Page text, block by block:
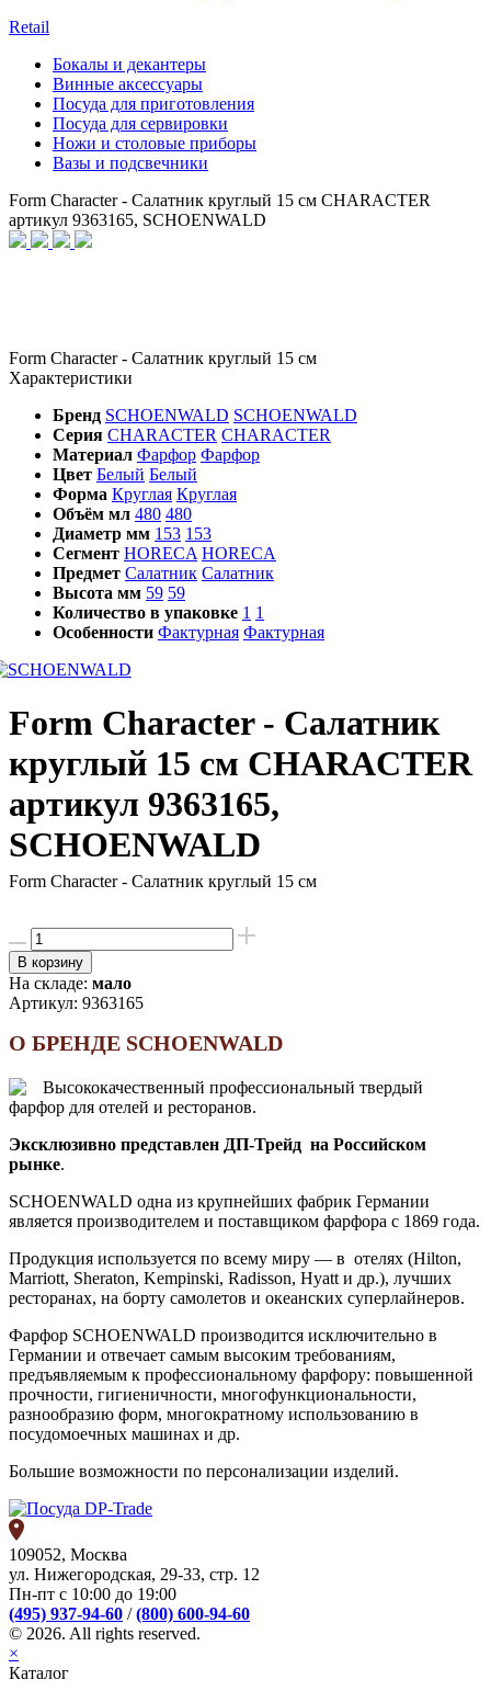
Retail
Бокалы и декантеры
Винные аксессуары
Посуда для приготовления
Посуда для сервировки
Ножи и столовые приборы
Вазы и подсвечники
Form Character - Салатник круглый 15 см CHARACTER
артикул 9363165, SCHOENWALD
Form Character - Салатник круглый 15 см
Характеристики
Бренд SCHOENWALD SCHOENWALD
Серия CHARACTER CHARACTER
Материал Фарфор Фарфор
Цвет Белый Белый
Форма Круглая Круглая
Объём мл 480 480
Диаметр мм 153 153
Сегмент HORECA HORECA
Предмет Салатник Салатник
Высота мм 59 59
Количество в упаковке 1 1
Особенности Фактурная Фактурная
Form Character - Салатник
круглый 15 см CHARACTER
артикул 9363165,
SCHOENWALD
Form Character - Салатник круглый 15 см
В корзину
На складе: мало
Артикул: 9363165
О БРЕНДЕ SCHOENWALD
Высококачественный профессиональный твердый
фарфор для отелей и ресторанов.
Эксклюзивно представлен ДП-Трейд на Российском
рынке.
SCHOENWALD одна из крупнейших фабрик Германии
является производителем и поставщиком фарфора с 1869 года.
Продукция используется по всему миру — в отелях (Hilton,
Marriott, Sheraton, Kempinski, Radisson, Hyatt и др.), лучших
ресторанах, на борту самолетов и океанских суперлайнеров.
Фарфор SCHOENWALD производится исключительно в
Германии и отвечает самым высоким требованиям,
предъявляемым к профессиональному фарфору: повышенной
прочности, гигиеничности, многофункциональности,
разнообразию форм, многократному использованию в
посудомоечных машинах и др.
Большие возможности по персонализации изделий.
109052, Москва
ул. Нижегородская, 29-33, стр. 12
Пн-пт с 10:00 до 19:00
(495) 937-94-60 /(800) 600-94-60
© 2026. All rights reserved.
×
Каталог